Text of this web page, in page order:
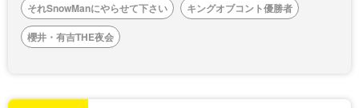
それSnowManにやらせて下さい
キングオブコント優勝者
櫻井・有吉THE夜会